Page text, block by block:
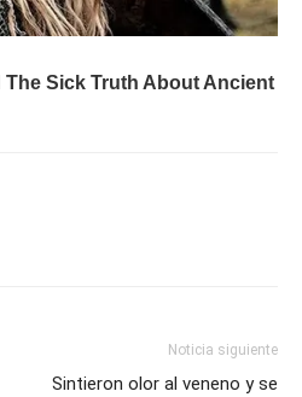
Noticia siguiente
Sintieron olor al veneno y se